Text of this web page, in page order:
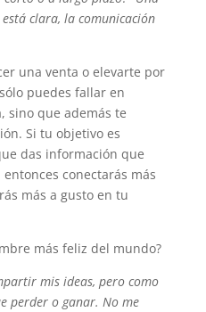
clara, la comunicación
una venta o elevarte por
puedes fallar en
sino que además te
Si tu objetivo es
das información que
conectarás más
más a gusto en tu
más feliz del mundo?
mis ideas, pero como
perder o ganar. No me